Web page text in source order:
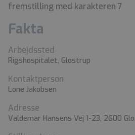
fremstilling med karakteren 7
Fakta
Arbejdssted
Rigshospitalet, Glostrup
Kontaktperson
Lone Jakobsen
Adresse
Valdemar Hansens Vej 1-23, 2600